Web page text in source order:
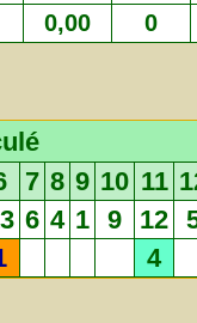
0,00 0
7 8 9 10 11
6 4 1 9 12
4